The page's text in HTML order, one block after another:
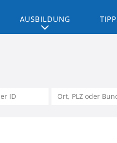
AUSBILDUNG